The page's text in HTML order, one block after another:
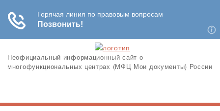
Неофициальный информационный сайт о
многофункциональных центрах (МФЦ Мои документы) России